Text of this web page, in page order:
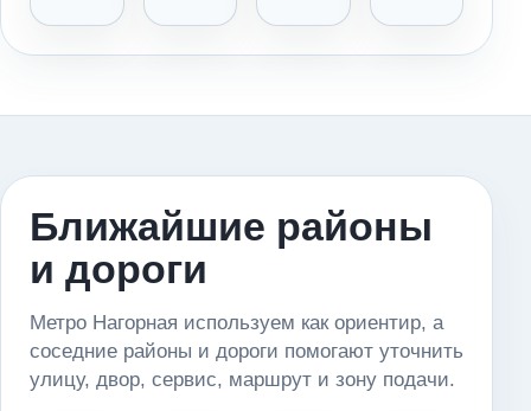
Ближайшие районы
и дороги
Метро Нагорная используем как ориентир, а
соседние районы и дороги помогают уточнить
улицу, двор, сервис, маршрут и зону подачи.